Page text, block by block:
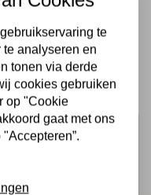
te
analyseren en
tonen via derde
cookies gebruiken
op "Cookie
gaat met ons